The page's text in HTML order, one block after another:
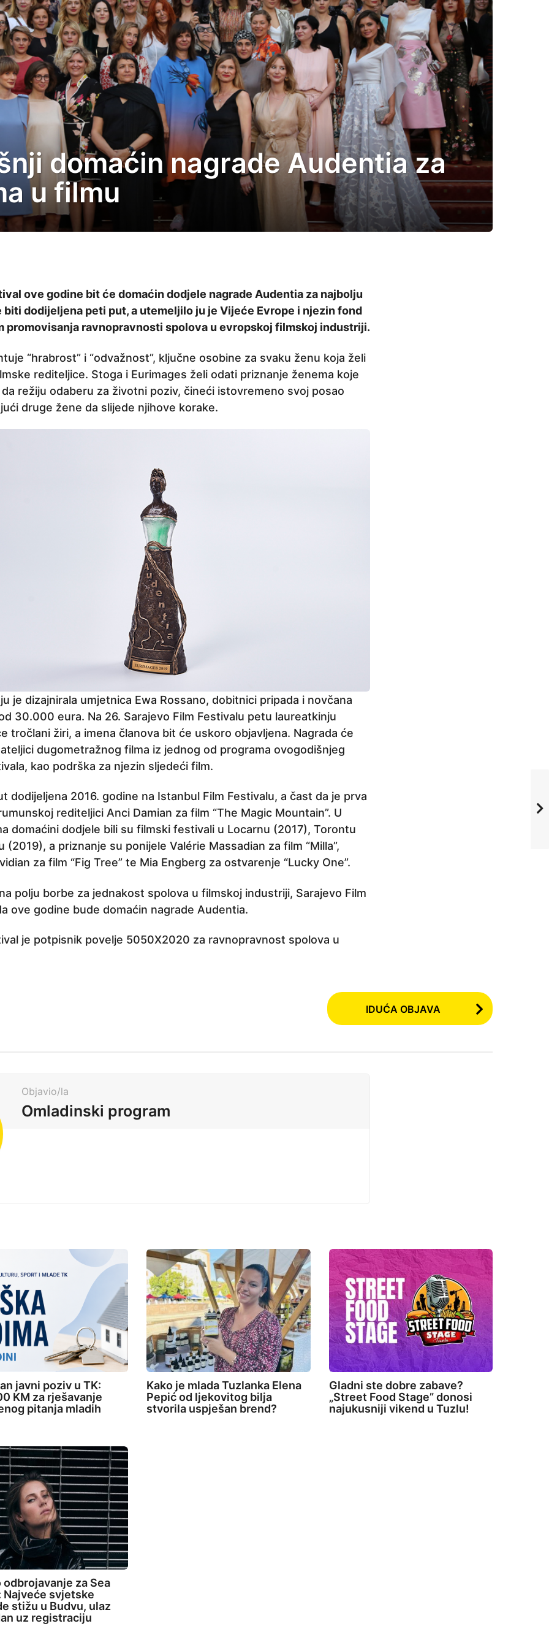
domaćin nagrade Audentia za
u filmu
ove godine bit će domaćin dodjele nagrade Audentia za najbolju
dodijeljena peti put, a utemeljilo ju je Vijeće Evrope i njezin fond
promovisanja ravnopravnosti spolova u evropskoj filmskoj industriji.
“hrabrost” i “odvažnost”, ključne osobine za svaku ženu koja želi
rediteljice. Stoga i Eurimages želi odati priznanje ženema koje
režiju odaberu za životni poziv, čineći istovremeno svoj posao
druge žene da slijede njihove korake.
je dizajnirala umjetnica Ewa Rossano, dobitnici pripada i novčana
30.000 eura. Na 26. Sarajevo Film Festivalu petu laureatkinju
tročlani žiri, a imena članova bit će uskoro objavljena. Nagrada će
dugometražnog filma iz jednog od programa ovogodišnjeg
kao podrška za njezin sljedeći film.
dodijeljena 2016. godine na Istanbul Film Festivalu, a čast da je prva
rediteljici Anci Damian za film “The Magic Mountain”. U
domaćini dodjele bili su filmski festivali u Locarnu (2017), Torontu
(2019), a priznanje su ponijele Valérie Massadian za film “Milla”,
za film “Fig Tree” te Mia Engberg za ostvarenje “Lucky One”.
polju borbe za jednakost spolova u filmskoj industriji, Sarajevo Film
ove godine bude domaćin nagrade Audentia.
je potpisnik povelje 5050X2020 za ravnopravnost spolova u
IDUĆA OBJAVA
Objavio/la
Omladinski program
javni poziv u TK:
KM za rješavanje
pitanja mladih
Kako je mlada Tuzlanka Elena
Pepić od ljekovitog bilja
stvorila uspješan brend?
Gladni ste dobre zabave?
„Street Food Stage” donosi
najukusniji vikend u Tuzlu!
odbrojavanje za Sea
Najveće svjetske
stižu u Budvu, ulaz
uz registraciju